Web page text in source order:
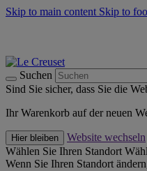
Skip to main content Skip to
Suchen
Sind Sie sicher, dass Sie die
Ihr Warenkorb auf der neuen
Hier bleiben
Website wechseln
Wählen Sie Ihren Standort
Wenn Sie Ihren Standort